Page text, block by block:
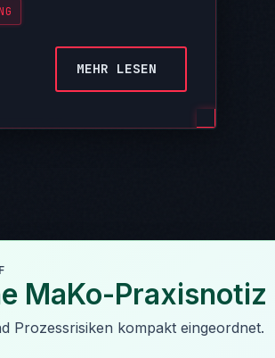
MEHR LESEN
MaKo-Praxisnotiz
Prozessrisiken kompakt eingeordnet.